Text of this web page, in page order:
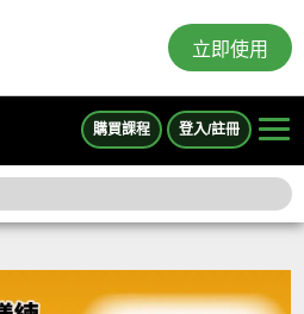
立即使用
購買課程 登入/註冊